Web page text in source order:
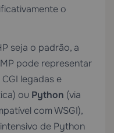
o
seja o padrão, a
pode representar
legadas e
ou Python (via
com WSGI),
de Python